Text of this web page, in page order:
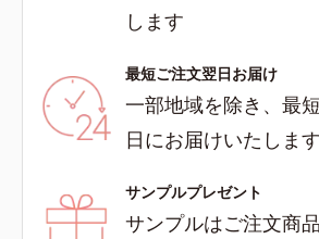
します
最短ご注文翌日お届け
一部地域を除き、最
日にお届けいたします
サンプルプレゼント
サンプルはご注文商